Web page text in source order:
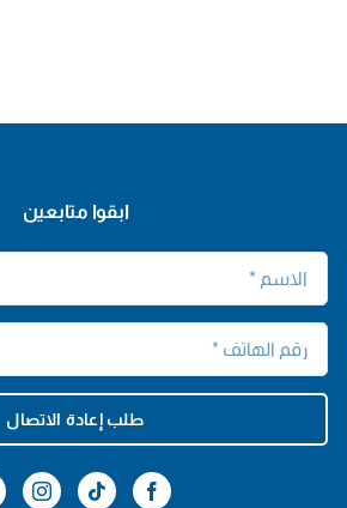
ابقوا متابعين
طلب إعادة الاتصال